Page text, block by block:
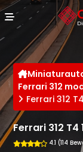
Ferrari 312
Ferrari 312
Ferrari 312
4.1 (114
Cookie-Einstellungen